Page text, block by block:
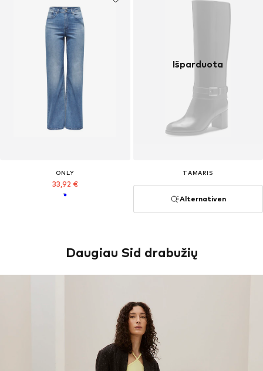
ONLY
33,92 €
Išparduota
TAMARIS
Alternativen
Daugiau Sid drabužių